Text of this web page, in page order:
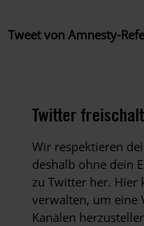
Tweet von Amnesty-
Twitter
Wir respektieren
deshalb ohne dein
zu Twitter her. Hier
verwalten, um eine
Kanälen